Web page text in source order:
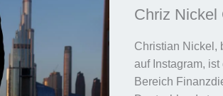
Chriz Nickel
Christian Nickel,
auf Instagram,
Bereich